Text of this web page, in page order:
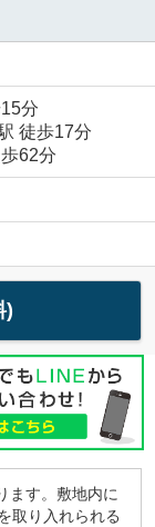
分
徒歩17分
歩62分
)
ます。敷地内に
取り入れられる